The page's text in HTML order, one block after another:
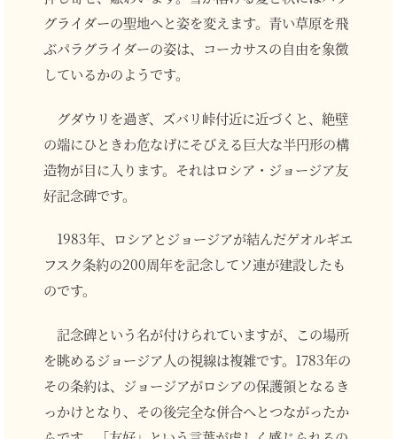
グライダーの聖地へと姿を変えます。青い草原を飛
ぶパラグライダーの姿は、コーカサスの自由を象徴
しているかのようです。
グダウリを過ぎ、ズバリ峠付近に近づくと、絶壁
の端にひときわ危なげにそびえる巨大な半円形の構
造物が目に入ります。それはロシア・ジョージア友
好記念碑です。
1983年、ロシアとジョージアが結んだゲオルギエ
フスク条約の200周年を記念してソ連が建設したも
のです。
記念碑という名が付けられていますが、この場所
を眺めるジョージア人の視線は複雑です。1783年の
その条約は、ジョージアがロシアの保護領となるき
っかけとなり、その後完全な併合へとつながったか